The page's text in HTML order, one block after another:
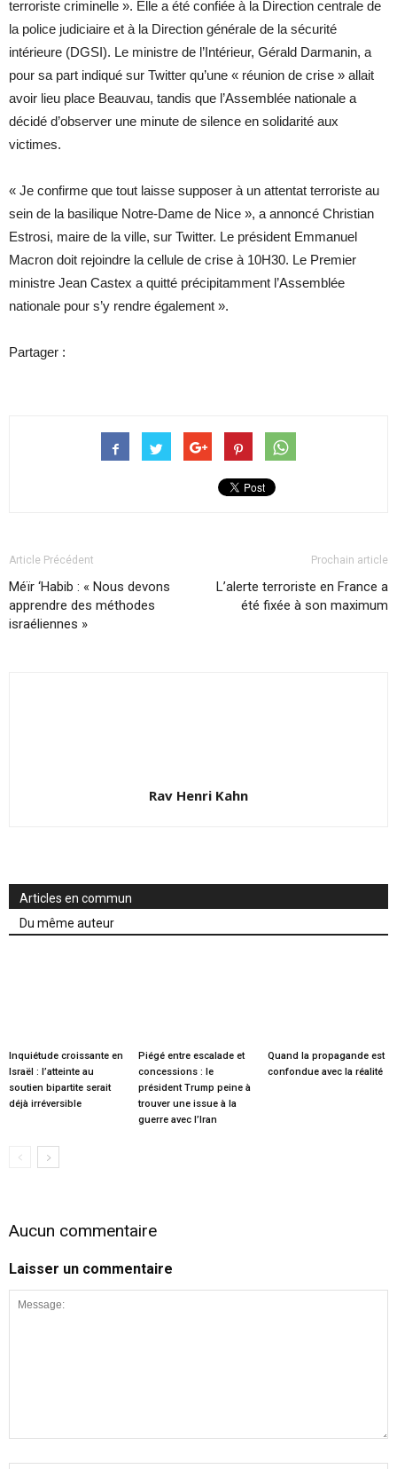
terroriste criminelle ». Elle a été confiée à la Direction centrale de
la police judiciaire et à la Direction générale de la sécurité
intérieure (DGSI). Le ministre de l’Intérieur, Gérald Darmanin, a
pour sa part indiqué sur Twitter qu’une « réunion de crise » allait
avoir lieu place Beauvau, tandis que l’Assemblée nationale a
décidé d’observer une minute de silence en solidarité aux
victimes.
« Je confirme que tout laisse supposer à un attentat terroriste au
sein de la basilique Notre-Dame de Nice », a annoncé Christian
Estrosi, maire de la ville, sur Twitter. Le président Emmanuel
Macron doit rejoindre la cellule de crise à 10H30. Le Premier
ministre Jean Castex a quitté précipitamment l’Assemblée
nationale pour s’y rendre également ».
Partager :
Article Précédent
Méïr ‘Habib : « Nous devons
apprendre des méthodes
israéliennes »
Prochain article
L’alerte terroriste en France a
été fixée à son maximum
Rav Henri Kahn
Articles en commun
Du même auteur
Inquiétude croissante en
Israël : l’atteinte au
soutien bipartite serait
déjà irréversible
Piégé entre escalade et
concessions : le
président Trump peine à
trouver une issue à la
guerre avec l’Iran
Quand la propagande est
confondue avec la réalité
Aucun commentaire
Laisser un commentaire